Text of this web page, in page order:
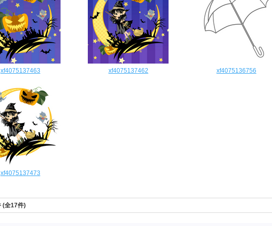
xf4075137463 xf4075137462 xf4075136756
xf4075137473
(全17件)